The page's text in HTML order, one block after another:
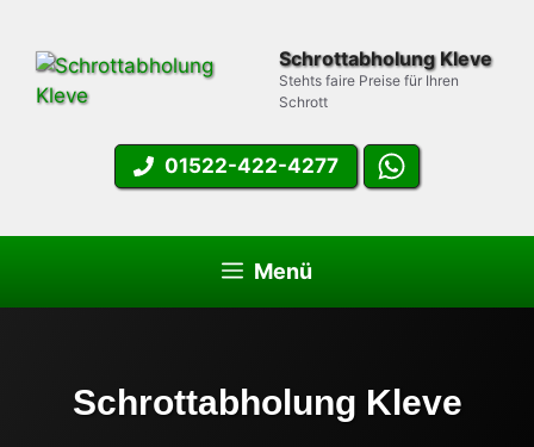
springen
Schrottabholung Kleve
Stehts faire Preise für Ihren
Schrott
01522-422-4277
Menü
Schrottabholung Kleve